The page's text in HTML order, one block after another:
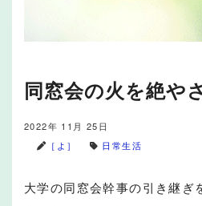
同窓会の火を絶や
2022年 11月 25日
［よ］
日常生活
大学の同窓会幹事の引き継ぎ